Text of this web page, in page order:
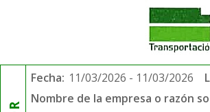
Fecha: 11/03/2026 - 11/03/2026
Nombre de la empresa o razón